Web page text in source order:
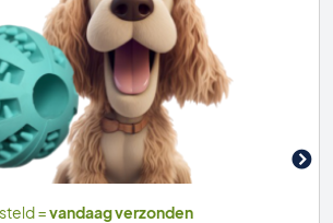
=vandaag verzonden